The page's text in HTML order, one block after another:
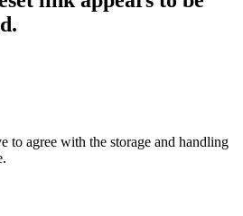
to agree with the storage and handling